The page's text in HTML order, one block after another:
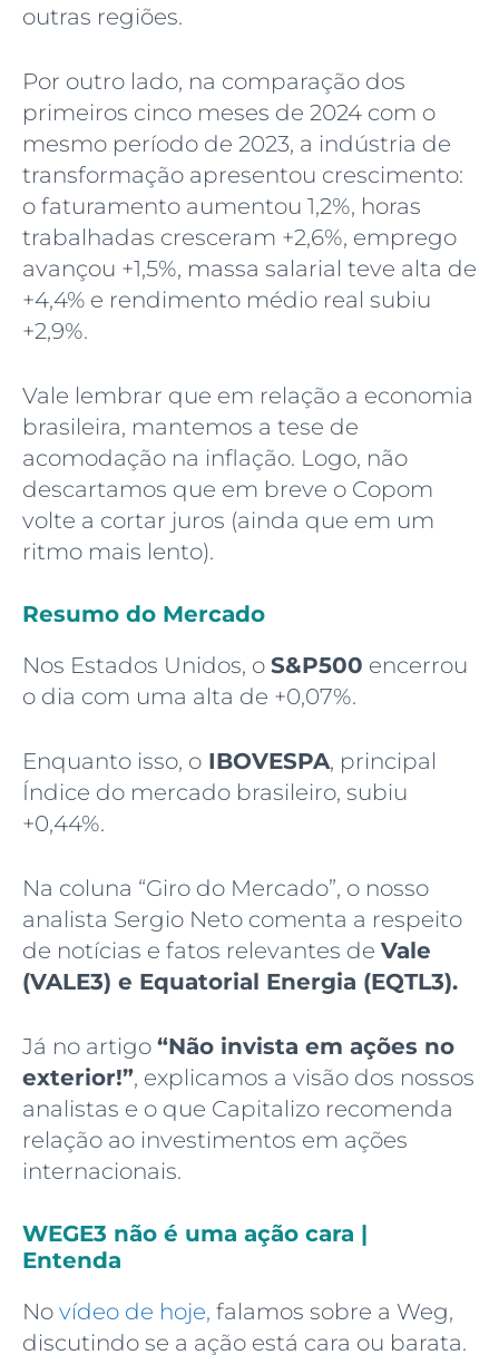
outras regiões.
Por outro lado, na comparação dos
primeiros cinco meses de 2024 com o
mesmo período de 2023, a indústria de
transformação apresentou crescimento:
o faturamento aumentou 1,2%, horas
trabalhadas cresceram +2,6%, emprego
avançou +1,5%, massa salarial teve alta de
+4,4% e rendimento médio real subiu
+2,9%.
Vale lembrar que em relação a economia
brasileira, mantemos a tese de
acomodação na inflação. Logo, não
descartamos que em breve o Copom
volte a cortar juros (ainda que em um
ritmo mais lento).
Resumo do Mercado
Nos Estados Unidos, o S&P500 encerrou
o dia com uma alta de +0,07%.
Enquanto isso, o IBOVESPA, principal
Índice do mercado brasileiro, subiu
+0,44%.
Na coluna “Giro do Mercado”, o nosso
analista Sergio Neto comenta a respeito
de notícias e fatos relevantes de Vale
(VALE3) e Equatorial Energia (EQTL3).
Já no artigo “Não invista em ações no
exterior!”, explicamos a visão dos nossos
analistas e o que Capitalizo recomenda
relação ao investimentos em ações
internacionais.
WEGE3 não é uma ação cara |
Entenda
No vídeo de hoje, falamos sobre a Weg,
discutindo se a ação está cara ou barata.